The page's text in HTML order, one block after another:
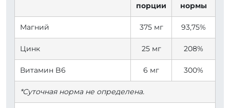
порции
нормы
Магний 375 мг 93,75%
Цинк 25 мг 208%
Витамин B6 6 мг 300%
*Суточная норма не определена.